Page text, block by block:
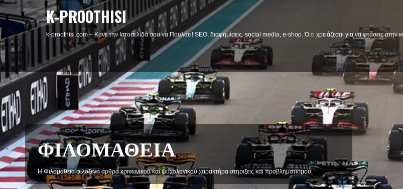
K-PROOTHISI
k-proothisi.com – Κάνε την Ιστοσελίδα σου να Πουλάει! SEO, διαφημίσεις, social media, e-shop. Ό,τι χρειάζεσαι για να φτάσεις
ΦΙΛΟΜΑΘΕΙΑ
Η Φιλομάθεια φιλοξενή άρθρα κοινωνικού και ψυχολογικού χαρακτήρα στηριξεις και προβληματισμού.